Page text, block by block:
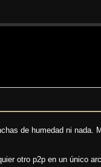
de humedad ni
otro p2p en un único